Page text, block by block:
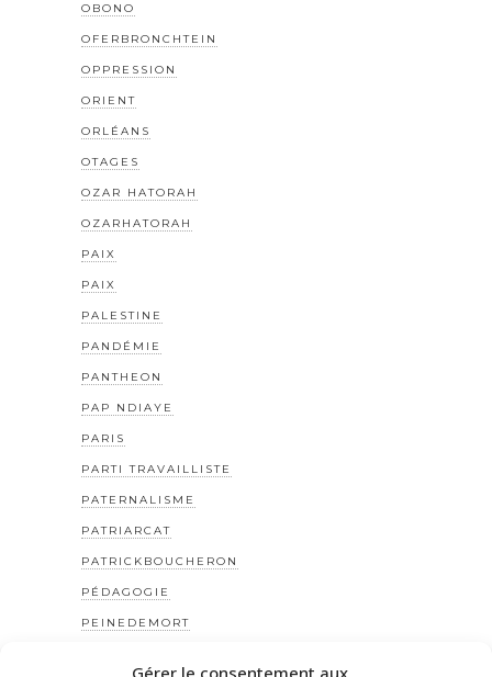
Gérer le consentement aux
OBONO
OFERBRONCHTEIN
OPPRESSION
ORIENT
ORLÉANS
OTAGES
OZAR HATORAH
OZARHATORAH
PAIX
PAIX
PALESTINE
PANDÉMIE
PANTHEON
PAP NDIAYE
PARIS
PARTI TRAVAILLISTE
PATERNALISME
PATRIARCAT
PATRICKBOUCHERON
PÉDAGOGIE
PEINEDEMORT